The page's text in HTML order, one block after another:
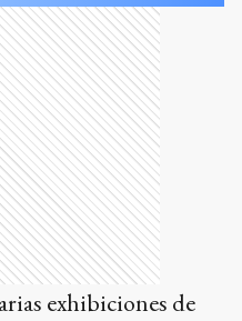
exhibiciones de